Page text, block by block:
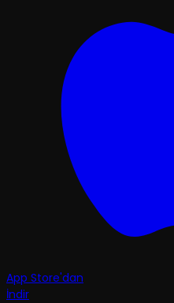
App Store'dan
İndir